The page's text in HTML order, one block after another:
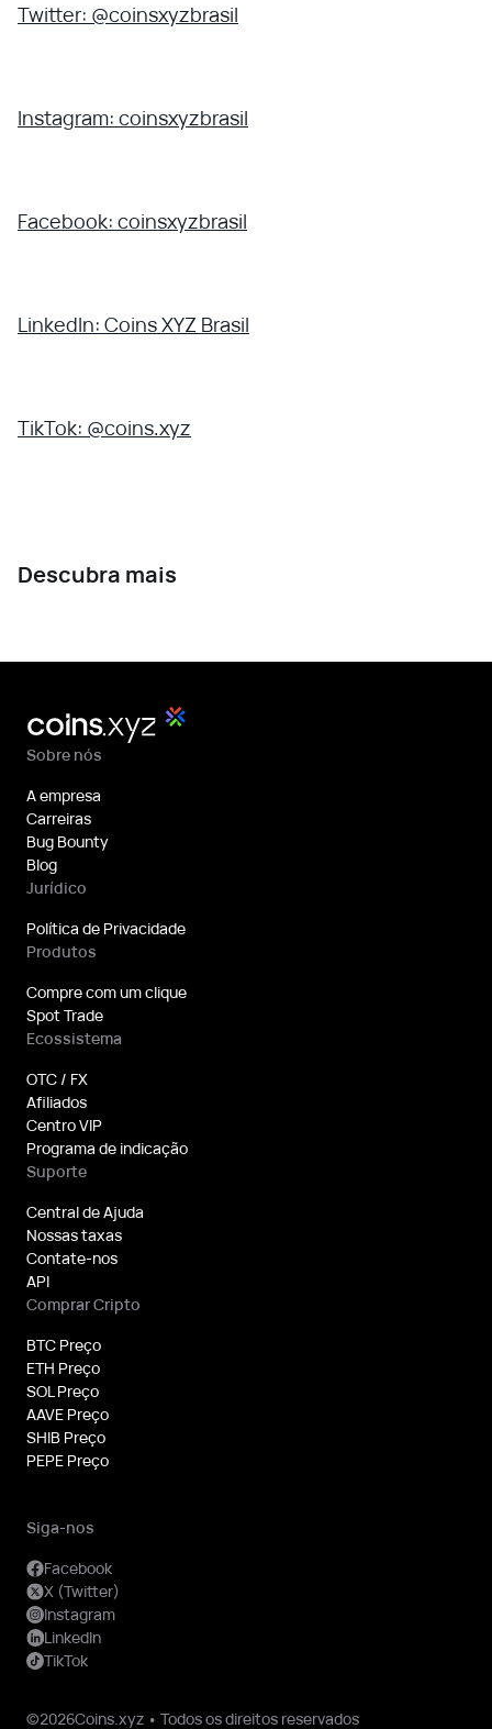
Twitter: @coinsxyzbrasil
Instagram: coinsxyzbrasil
Facebook: coinsxyzbrasil
LinkedIn: Coins XYZ Brasil
TikTok: @coins.xyz
Descubra mais
Sobre nós
A empresa
Carreiras
Bug Bounty
Blog
Jurídico
Política de Privacidade
Produtos
Compre com um clique
Spot Trade
Ecossistema
OTC / FX
Afiliados
Centro VIP
Programa de indicação
Suporte
Central de Ajuda
Nossas taxas
Contate-nos
API
Comprar Cripto
BTC Preço
ETH Preço
SOL Preço
AAVE Preço
SHIB Preço
PEPE Preço
©2026Coins.xyz • Todos os direitos reservados
Siga-nos
Facebook
X (Twitter)
Instagram
LinkedIn
TikTok